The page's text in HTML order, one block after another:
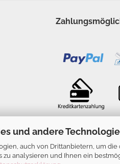
und andere
auch von Drittanbietern, um
analysieren und Ihnen ein